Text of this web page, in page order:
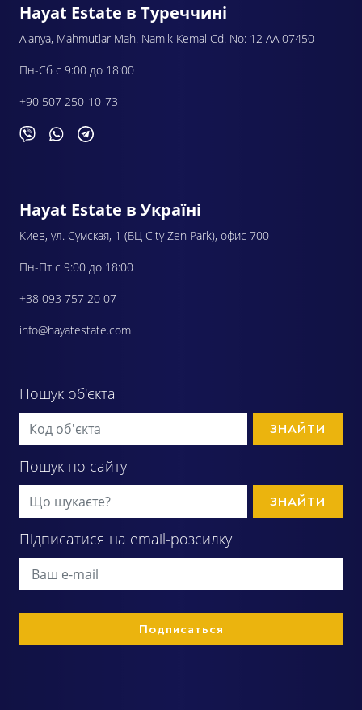
Hayat Estate в Туреччині
Alanya, Mahmutlar Mah. Namik Kemal Cd. No: 12 AA 07450
Пн-Сб с 9:00 до 18:00
+90 507 250-10-73
Hayat Estate в Україні
Киев, ул. Сумская, 1 (БЦ City Zen Park), офис 700
Пн-Пт с 9:00 до 18:00
+38 093 757 20 07
info@hayatestate.com
Пошук об'єкта
ЗНАЙТИ
Пошук по сайту
ЗНАЙТИ
Підписатися на email-розсилку